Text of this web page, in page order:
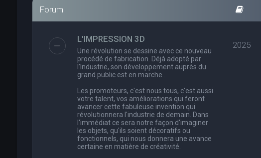
Forum
L'IMPRESSION 3D
Une révolution se dessine avec ce nouveau
procédé de fabrication. Déjà adopté par
l’Industrie, son développement auprès du
grand public est en marche…
Les promoteurs, c'est nous tous, c'est aussi
votre talent, vos améliorations qui feront
avancer cette fabuleuse invention qui
révolutionnera l'industrie de demain. Dans
l'immédiat ce sera notre façon d'imaginer
les objets, qu'ils soient décoratifs ou
fonctionnels, qui nous donnera une avance
certaine en matière de créativité.
2025